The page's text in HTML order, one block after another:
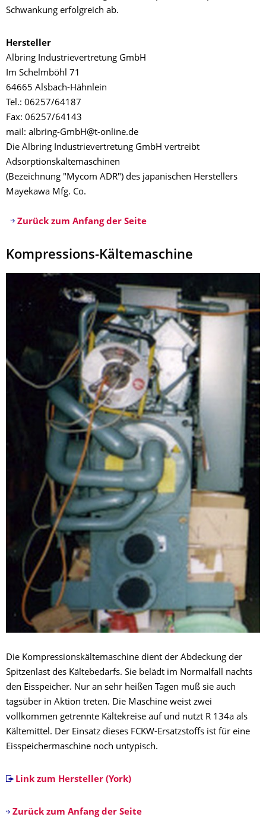
Schwankung erfolgreich ab.
Hersteller
Albring Industrievertretung GmbH
Im Schelmböhl 71
64665 Alsbach-Hähnlein
Tel.: 06257/64187
Fax: 06257/64143
mail: albring-GmbH@t-online.de
Die Albring Industrievertretung GmbH vertreibt
Adsorptionskältemaschinen
(Bezeichnung "Mycom ADR") des japanischen Herstellers
Mayekawa Mfg. Co.
Zurück zum Anfang der Seite
Kompressions-Kältemaschine
Die Kompressionskältemaschine dient der Abdeckung der
Spitzenlast des Kältebedarfs. Sie belädt im Normalfall nachts
den Eisspeicher. Nur an sehr heißen Tagen muß sie auch
tagsüber in Aktion treten. Die Maschine weist zwei
vollkommen getrennte Kältekreise auf und nutzt R 134a als
Kältemittel. Der Einsatz dieses FCKW-Ersatzstoffs ist für eine
Eisspeichermaschine noch untypisch.
Link zum Hersteller (York)
Zurück zum Anfang der Seite